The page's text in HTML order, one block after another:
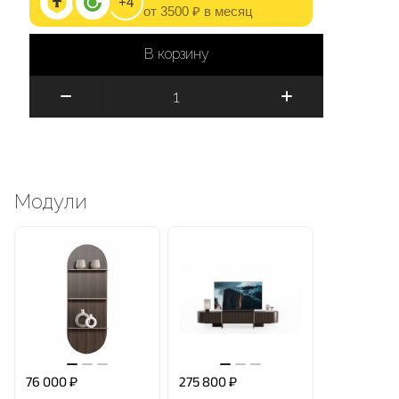
от 3500 ₽ в месяц
В корзину
Модули
76 000 ₽ 275 800 ₽